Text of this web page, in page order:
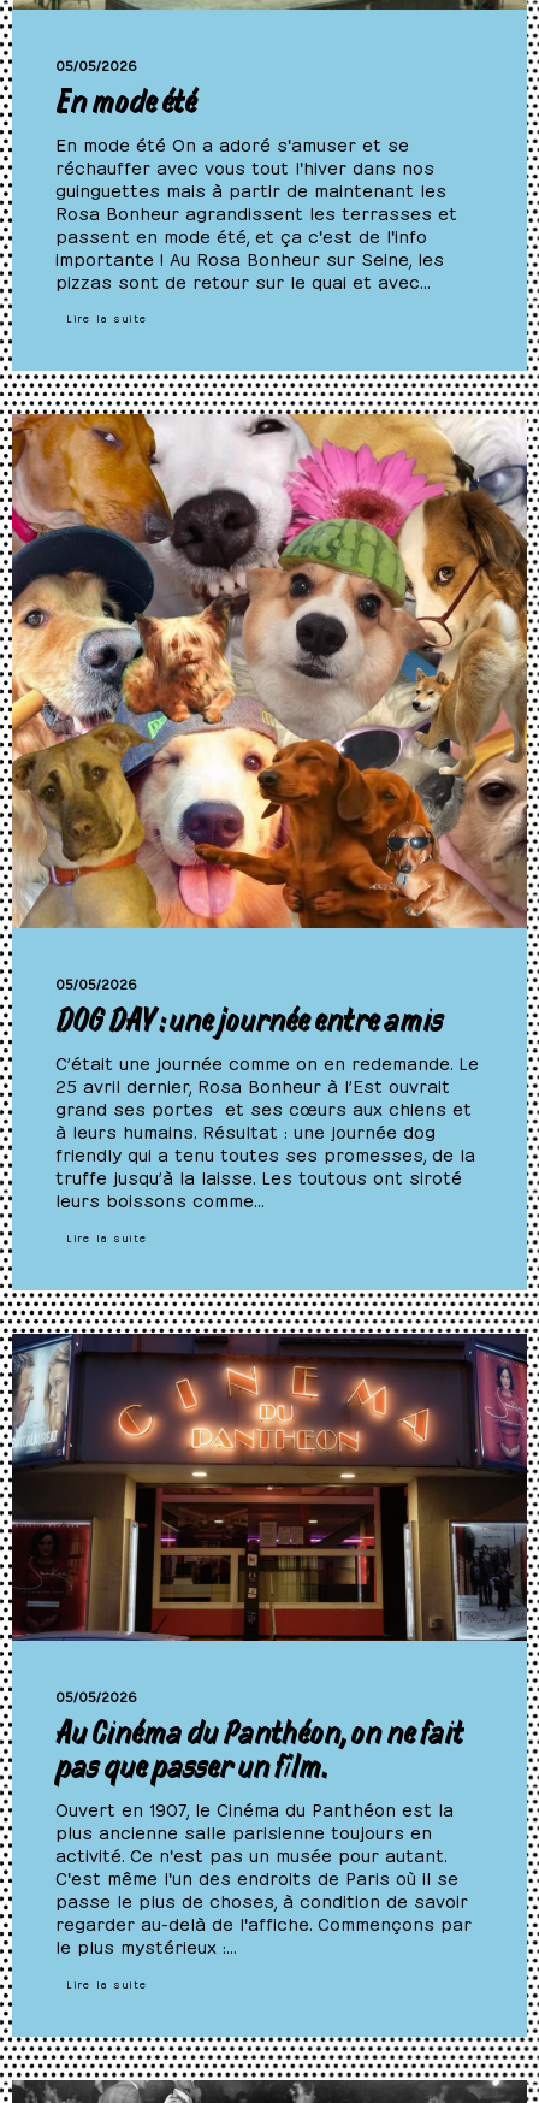
05/05/2026
En mode été
En mode été On a adoré s'amuser et se
réchauffer avec vous tout l'hiver dans nos
guinguettes mais à partir de maintenant les
Rosa Bonheur agrandissent les terrasses et
passent en mode été, et ça c'est de l'info
importante ! Au Rosa Bonheur sur Seine, les
pizzas sont de retour sur le quai et avec…
Lire la suite
05/05/2026
DOG DAY : une journée entre amis
C’était une journée comme on en redemande. Le
25 avril dernier, Rosa Bonheur à l’Est ouvrait
grand ses portes et ses cœurs aux chiens et
à leurs humains. Résultat : une journée dog
friendly qui a tenu toutes ses promesses, de la
truffe jusqu’à la laisse. Les toutous ont siroté
leurs boissons comme…
Lire la suite
05/05/2026
Au Cinéma du Panthéon, on ne fait
pas que passer un film.
Ouvert en 1907, le Cinéma du Panthéon est la
plus ancienne salle parisienne toujours en
activité. Ce n'est pas un musée pour autant.
C'est même l'un des endroits de Paris où il se
passe le plus de choses, à condition de savoir
regarder au-delà de l'affiche. Commençons par
le plus mystérieux :…
Lire la suite